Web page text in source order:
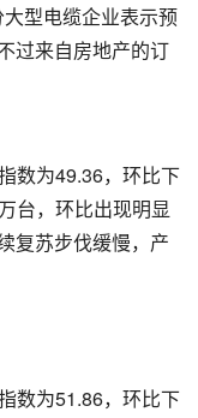
型电缆企业表示预
过来自房地产的订
数为49.36，环比下
台，环比出现明显
复苏步伐缓慢，产
数为51.86，环比下